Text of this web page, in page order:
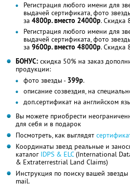
Регистрация любого имени для
выдачей сертификата, фото
за 4800р. вместо 24000р. Скидка
Регистрация любого имени для
выдачей сертификата, фото
за 9600р. вместо 48000р. Скидка
БОНУС: скидка 50% на заказ
продукции:
фото звезды - 399р.
описание созвездия, на
доп.сертификат на английском
Вы можете приобрести
для себя и в подарок
Посмотреть, как выглядят
Координаты звезд реальные и
каталог IDPS & ELC(International
& Extraterrestrial Land Claims)
Инструкция по поиску вашей
mail.